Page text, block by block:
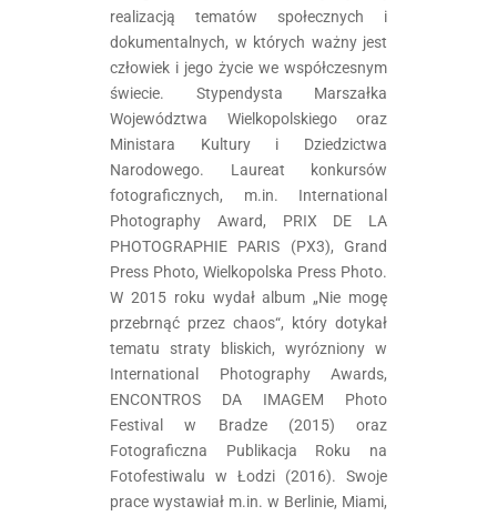
realizacją tematów społecznych i
dokumentalnych, w których ważny jest
człowiek i jego życie we współczesnym
świecie. Stypendysta Marszałka
Województwa Wielkopolskiego oraz
Ministara Kultury i Dziedzictwa
Narodowego. Laureat konkursów
fotograficznych, m.in. International
Photography Award, PRIX DE LA
PHOTOGRAPHIE PARIS (PX3), Grand
Press Photo, Wielkopolska Press Photo.
W 2015 roku wydał album „Nie mogę
przebrnąć przez chaos“, który dotykał
tematu straty bliskich, wyrózniony w
International Photography Awards,
ENCONTROS DA IMAGEM Photo
Festival w Bradze (2015) oraz
Fotograficzna Publikacja Roku na
Fotofestiwalu w Łodzi (2016). Swoje
prace wystawiał m.in. w Berlinie, Miami,